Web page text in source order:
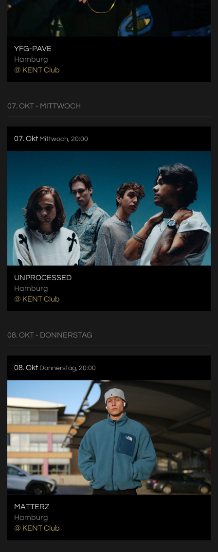
YFG-PAVE
Hamburg
@ KENT Club
07. OKT - MITTWOCH
07. Okt Mittwoch, 20:00
UNPROCESSED
Hamburg
@ KENT Club
08. OKT - DONNERSTAG
08. Okt Donnerstag, 20:00
MATTERZ
Hamburg
@ KENT Club